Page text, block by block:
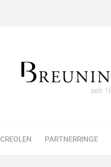
CREOLEN PARTNERRINGE